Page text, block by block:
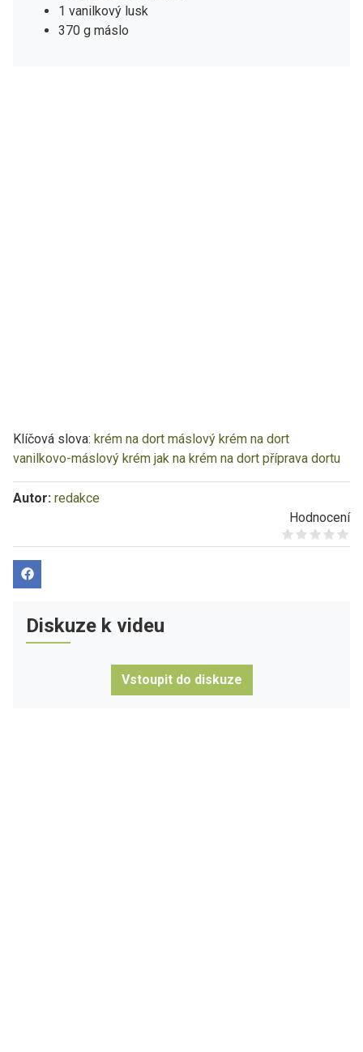
1 vanilkový lusk
370 g máslo
Klíčová slova: krém na dort máslový krém na dort
vanilkovo-máslový krém jak na krém na dort příprava dortu
Autor: redakce
Hodnocení
Give it 1/5
Give it 2/5
Give it 3/5
Give it 4/5
Give it 5/5
Diskuze k videu
Vstoupit do diskuze